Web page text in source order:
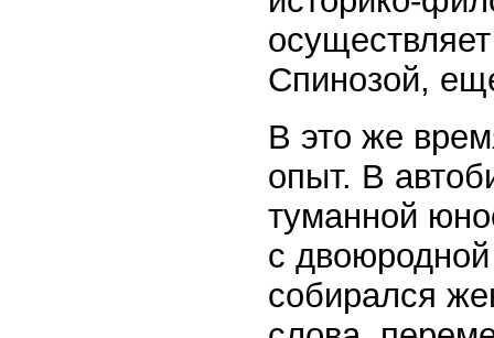
Спинозой,
В это же
опыт. В
туманной
с
собирался